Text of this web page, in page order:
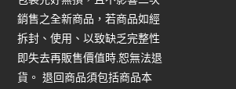
銷售之全新商品，若商品如經
拆封、使用、以致缺乏完整性
即失去再販售價值時,恕無法退
貨。 退回商品須包括商品本